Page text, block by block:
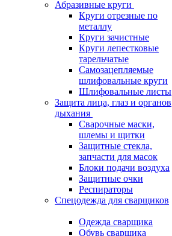
Абразивные круги
Круги отрезные по
металлу
Круги зачистные
Круги лепестковые
тарельчатые
Самозацепляемые
шлифовальные круги
Шлифовальные листы
Защита лица, глаз и органов
дыхания
Сварочные маски,
шлемы и щитки
Защитные стекла,
запчасти для масок
Блоки подачи воздуха
Защитные очки
Респираторы
Спецодежда для сварщиков
Одежда сварщика
Обувь сварщика